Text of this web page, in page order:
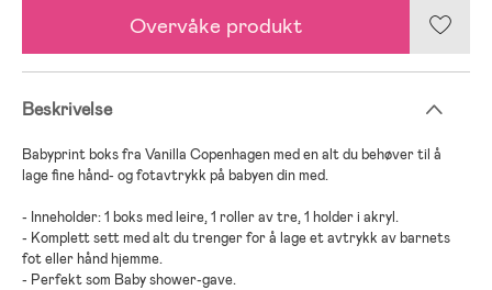
Overvåke produkt
Beskrivelse
Babyprint boks fra Vanilla Copenhagen med en alt du behøver til å
lage fine hånd- og fotavtrykk på babyen din med.
- Inneholder: 1 boks med leire, 1 roller av tre, 1 holder i akryl.
- Komplett sett med alt du trenger for å lage et avtrykk av barnets
fot eller hånd hjemme.
- Perfekt som Baby shower-gave.